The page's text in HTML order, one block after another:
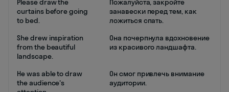
Please draw the
curtains before going
to bed.
Пожалуйста, закройте
занавески перед тем, как
ложиться спать.
She drew inspiration
from the beautiful
landscape.
Она почерпнула вдохновение
из красивого ландшафта.
He was able to draw
the audience's
Он смог привлечь внимание
аудитории.